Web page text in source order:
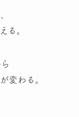
る。
変わる。